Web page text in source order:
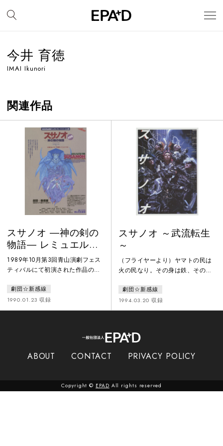
今井 育徳
IMAI Ikunori
関連作品
スサノオ ―神の剣の
物語― レミュエル・
ガリヴァ著「偽書倭
人伝」より
1989年10月第3回青山演劇フェス
ティバルにて初演された作品のア
拠地にしていた「劇団☆新感線」
が大きく躍進する契機となった作
品である。
劇団☆新感線
1990.01.23 収録
スサノオ ～武流転生
～
（フライヤーより）ヤマトの民は
火の民なり。その身は鉄、その息
（やまかわ）ことごとに動（と
よ）み、国土（くにつち）みな震
（ゆ）りき。青山（あおやま）を
国（くに）の内（うち）の人民
しむる。
劇団☆新感線
1994.03.20 収録
ABOUT CONTACT PRIVACY POLICY
Copyright © EPAD All rights reserved